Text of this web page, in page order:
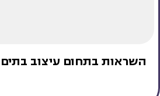
השראות בתחום עיצוב בתים